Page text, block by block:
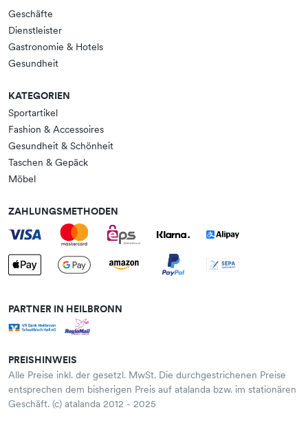
Geschäfte
Dienstleister
Gastronomie & Hotels
Gesundheit
KATEGORIEN
Sportartikel
Fashion & Accessoires
Gesundheit & Schönheit
Taschen & Gepäck
Möbel
ZAHLUNGSMETHODEN
PARTNER IN HEILBRONN
PREISHINWEIS
Alle Preise inkl. der gesetzl. MwSt. Die durchgestrichenen Preise
entsprechen dem bisherigen Preis auf atalanda bzw. im stationären
Geschäft. (c) atalanda 2012 - 2025